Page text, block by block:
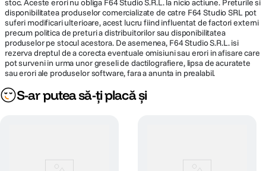
stoc. Aceste erori nu obliga F64 Studio S.R.L. la nicio actiune. Preturile si
disponibilitatea produselor comercializate de catre F64 Studio SRL pot
suferi modificari ulterioare, acest lucru fiind influentat de factori externi
precum politica de preturi a distribuitorilor sau disponibilitatea
produselor pe stocul acestora. De asemenea, F64 Studio S.R.L. isi
rezerva dreptul de a corecta eventuale omisiuni sau erori in afisare care
pot surveni in urma unor greseli de dactilografiere, lipsa de acuratete
sau erori ale produselor software, fara a anunta in prealabil.
S-ar putea să-ți placă și